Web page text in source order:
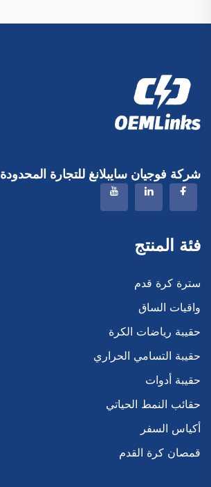
شركة فوجيان سايبلانغ للتجارة المحدودة
فئة المنتج
سترة كرة قدم
واقيات الساق
حقيبة رياضات الكرة
حقيبة التسامي الحراري
حقيبة أدوات
حقائب النمط الحياتي
أكياس السفر
قمصان كرة القدم